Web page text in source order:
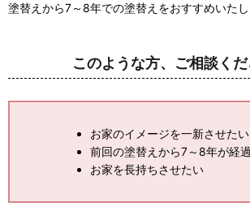
塗替えから7～8年での塗替えをおすすめいたし
このような方、ご相談くだ
お家のイメージを一新させたい
前回の塗替えから7～8年が経
お家を長持ちさせたい